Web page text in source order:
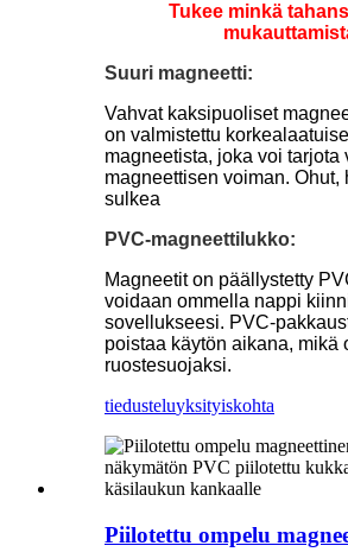
Tukee minkä
Suuri magneetti:
Vahvat kaksipuoliset
on valmistettu
magneetista, joka voi tarjota
magneettisen voiman. Ohut,
sulkea
PVC-magneettilukko:
Magneetit on päällystetty
voidaan ommella nappi
sovellukseesi. PVC-
poistaa käytön aikana, mikä
ruostesuojaksi.
tiedusteluyksityiskohta
Piilotettu ompelu